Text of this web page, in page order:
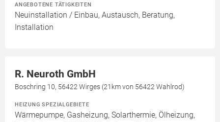
ANGEBOTENE TÄTIGKEITEN
Neuinstallation / Einbau, Austausch, Beratung,
Installation
R. Neuroth GmbH
Boschring 10, 56422 Wirges (21km von 56422 Wahlrod)
HEIZUNG SPEZIALGEBIETE
Wärmepumpe, Gasheizung, Solarthermie, Ölheizung,